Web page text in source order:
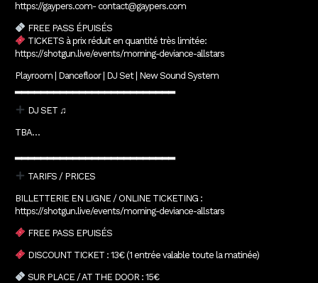
https://gaypers.com- contact@gaypers.com
FREE PASS ÉPUISÉS
TICKETS à prix réduit en quantité très limitée:
https://shotgun.live/events/morning-deviance-allstars
Playroom | Dancefloor | DJ Set | New Sound System
▂▂▂▂▂▂▂▂▂▂▂▂▂▂▂▂▂▂▂▂▂▂▂▂▂
DJ SET ♫
TBA…
▂▂▂▂▂▂▂▂▂▂▂▂▂▂▂▂▂▂▂▂▂▂▂▂▂
TARIFS / PRICES
BILLETTERIE EN LIGNE / ONLINE TICKETING :
https://shotgun.live/events/morning-deviance-allstars
FREE PASS EPUISÉS
DISCOUNT TICKET : 13€ (1 entrée valable toute la matinée)
SUR PLACE / AT THE DOOR : 15€